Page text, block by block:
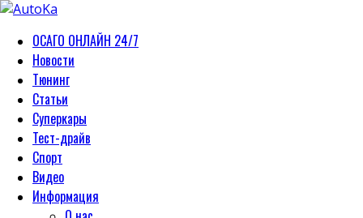
ОСАГО ОНЛАЙН 24/7
Новости
Тюнинг
Статьи
Суперкары
Тест-драйв
Спорт
Видео
Информация